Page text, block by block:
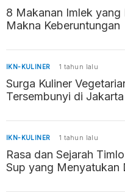
8 Makanan Imlek yang
Makna Keberuntungan
IKN-KULINER 1 tahun lalu
Surga Kuliner
Tersembunyi di Jakarta
IKN-KULINER 1 tahun lalu
Rasa dan Sejarah
Sup yang Menyatukan